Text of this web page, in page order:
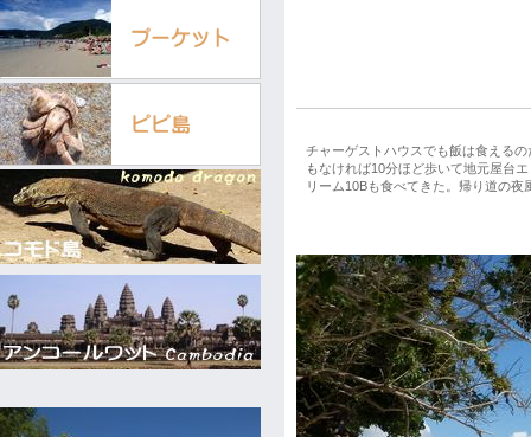
チャーゲストハウスでも飯は食える
もなければ10分ほど歩いて地元屋台
リーム10Bも食べてきた。帰り道の夜